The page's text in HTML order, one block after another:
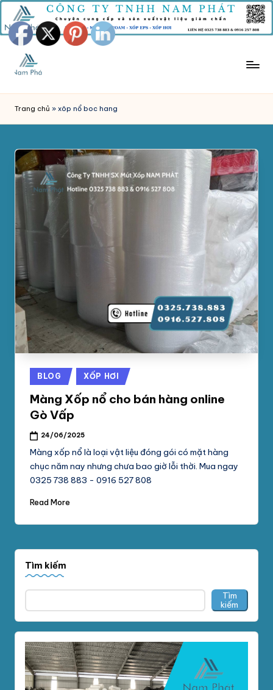
Skip
to
content
Ú
T
X
Ố
C
H
N
G
S
Ố
C
Tnhh
Mút
Xốp
Nam
sản
phân
phối
mút
xốp
pe
foam,
xốp
chống
TpHCM,
Bình
Dương
Trang chủ » xôp nổ boc hang
Posted
in
BLOG XỐP HƠI
Màng Xốp nổ cho bán hàng online
Gò Vấp
24/06/2025
Màng xốp nổ là loại vật liệu đóng gói có mặt hàng
chục năm nay nhưng chưa bao giờ lỗi thời. Mua ngay
0325 738 883 - 0916 527 808
Read More
Tìm kiếm
Tìm
kiếm